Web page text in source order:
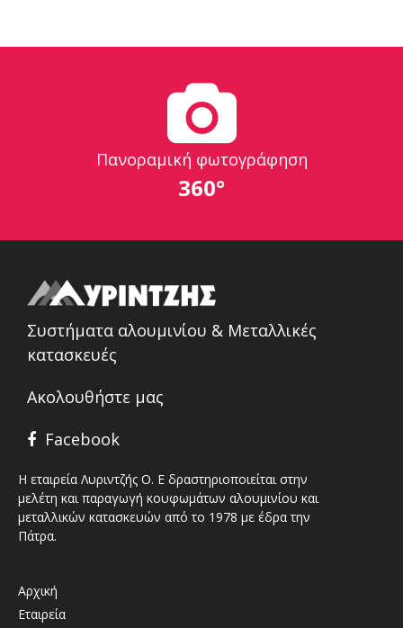
Πανοραμική φωτογράφηση
360°
Συστήματα αλουμινίου & Μεταλλικές
κατασκευές
Ακολουθήστε μας
Facebook
Η εταιρεία Λυριντζής Ο. Ε δραστηριοποιείται στην
μελέτη και παραγωγή κουφωμάτων αλουμινίου και
μεταλλικών κατασκευών από το 1978 με έδρα την
Πάτρα.
Αρχική
Εταιρεία